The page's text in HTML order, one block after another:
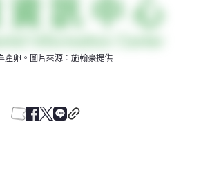
產卵。圖片來源︰施翰豪提供